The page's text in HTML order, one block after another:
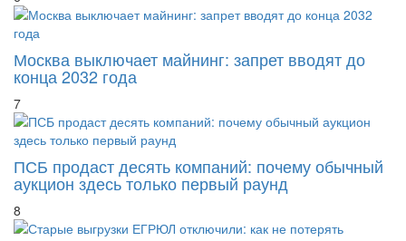
Москва выключает майнинг: запрет вводят до
конца 2032 года
7
ПСБ продаст десять компаний: почему обычный
аукцион здесь только первый раунд
8